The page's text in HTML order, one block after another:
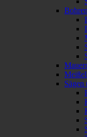
Sägen